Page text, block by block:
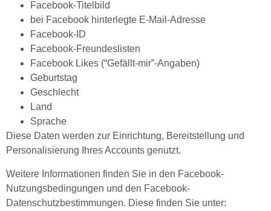
Facebook-Titelbild
bei Facebook hinterlegte E-Mail-Adresse
Facebook-ID
Facebook-Freundeslisten
Facebook Likes (“Gefällt-mir”-Angaben)
Geburtstag
Geschlecht
Land
Sprache
Diese Daten werden zur Einrichtung, Bereitstellung und
Personalisierung Ihres Accounts genutzt.
Weitere Informationen finden Sie in den Facebook-
Nutzungsbedingungen und den Facebook-
Datenschutzbestimmungen. Diese finden Sie unter: